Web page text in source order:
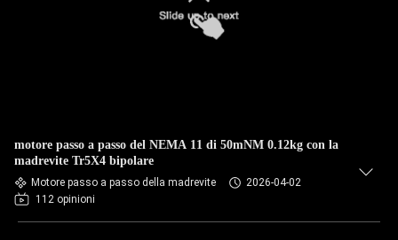
motore passo a passo del NEMA 11 di 50mNM 0.12kg con la
madrevite Tr5X4 bipolare
Motore passo a passo della madrevite
2026-04-02
112 opinioni